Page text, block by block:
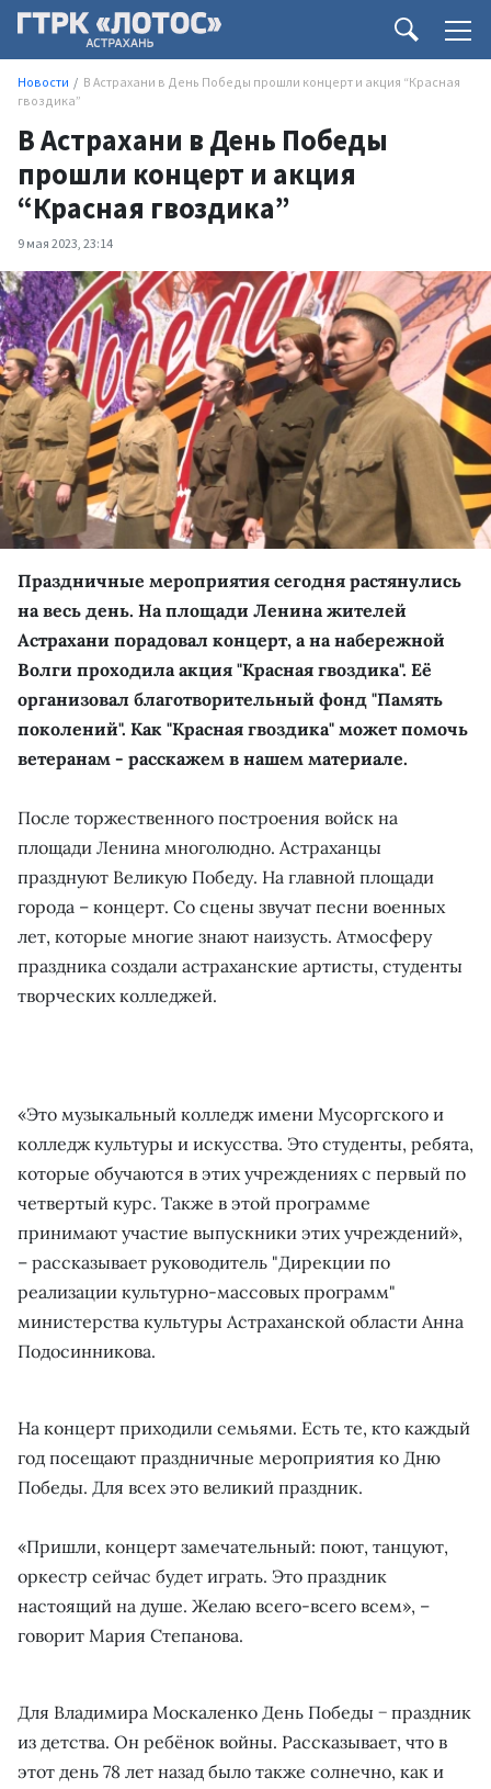
Новости
В Астрахани в День Победы прошли концерт и акция “Красная
гвоздика”
В Астрахани в День Победы
прошли концерт и акция
“Красная гвоздика”
9 мая 2023, 23:14
Праздничные мероприятия сегодня растянулись
на весь день. На площади Ленина жителей
Астрахани порадовал концерт, а на набережной
Волги проходила акция "Красная гвоздика". Её
организовал благотворительный фонд "Память
поколений". Как "Красная гвоздика" может помочь
ветеранам - расскажем в нашем материале.
После торжественного построения войск на
площади Ленина многолюдно. Астраханцы
празднуют Великую Победу. На главной площади
города – концерт. Со сцены звучат песни военных
лет, которые многие знают наизусть. Атмосферу
праздника создали астраханские артисты, студенты
творческих колледжей.
«Это музыкальный колледж имени Мусоргского и
колледж культуры и искусства. Это студенты, ребята,
которые обучаются в этих учреждениях с первый по
четвертый курс. Также в этой программе
принимают участие выпускники этих учреждений»,
– рассказывает руководитель "Дирекции по
реализации культурно-массовых программ"
министерства культуры Астраханской области Анна
Подосинникова.
На концерт приходили семьями. Есть те, кто каждый
год посещают праздничные мероприятия ко Дню
Победы. Для всех это великий праздник.
«Пришли, концерт замечательный: поют, танцуют,
оркестр сейчас будет играть. Это праздник
настоящий на душе. Желаю всего-всего всем», –
говорит Мария Степанова.
Для Владимира Москаленко День Победы − праздник
из детства. Он ребёнок войны. Рассказывает, что в
этот день 78 лет назад было также солнечно, как и